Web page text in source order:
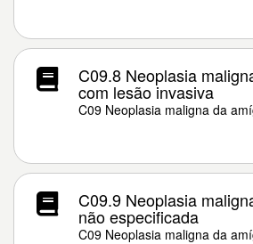
C09.8 Neoplasia
com lesão invasiva
C09 Neoplasia maligna da
C09.9 Neoplasia
não especificada
C09 Neoplasia maligna da